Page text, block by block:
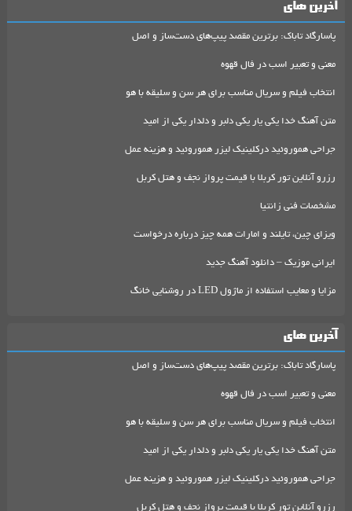
آخرین های
پاسارگاد تاباک: برترین مقصد پیپ‌های دست‌ساز و اصل
معنی و تعبیر اسب در فال قهوه
انتخاب فیلم و سریال مناسب برای هر سن و سلیقه با هو
متن آهنگ خدا یکی یار یکی دلبر و دلدار یکی از امید
جراحی هموروئید درکلینیک لیزر هموروئید و هزینه عمل
رزرو آنلاین تور کربلا با قیمت پرواز نجف و هتل کربل
مشخصات فنی زانتیا
ویزای چین، تایلند و امارات همه چیز درباره درخواست
ایرانی موزیک – دانلود آهنگ جدید
مزایا و معایب استفاده از ماژول LED در روشنایی خانگ
آخرین های
پاسارگاد تاباک: برترین مقصد پیپ‌های دست‌ساز و اصل
معنی و تعبیر اسب در فال قهوه
انتخاب فیلم و سریال مناسب برای هر سن و سلیقه با هو
متن آهنگ خدا یکی یار یکی دلبر و دلدار یکی از امید
جراحی هموروئید درکلینیک لیزر هموروئید و هزینه عمل
رزرو آنلاین تور کربلا با قیمت پرواز نجف و هتل کربل